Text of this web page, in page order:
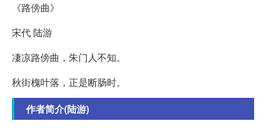
《路傍曲》
宋代 陆游
凄凉路傍曲，朱门人不知。
秋街槐叶落，正是断肠时。
作者简介(陆游)